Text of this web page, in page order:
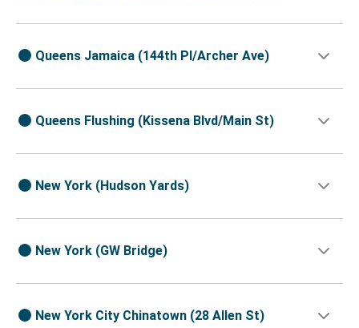
Queens Jamaica (144th Pl/Archer Ave)
Queens Flushing (Kissena Blvd/Main St)
New York (Hudson Yards)
New York (GW Bridge)
New York City Chinatown (28 Allen St)